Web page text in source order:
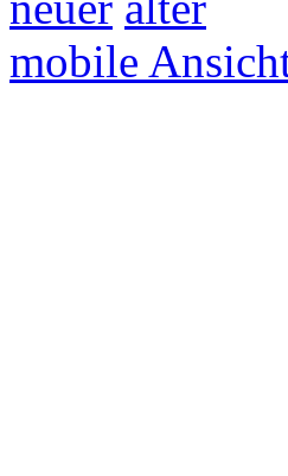
mobile